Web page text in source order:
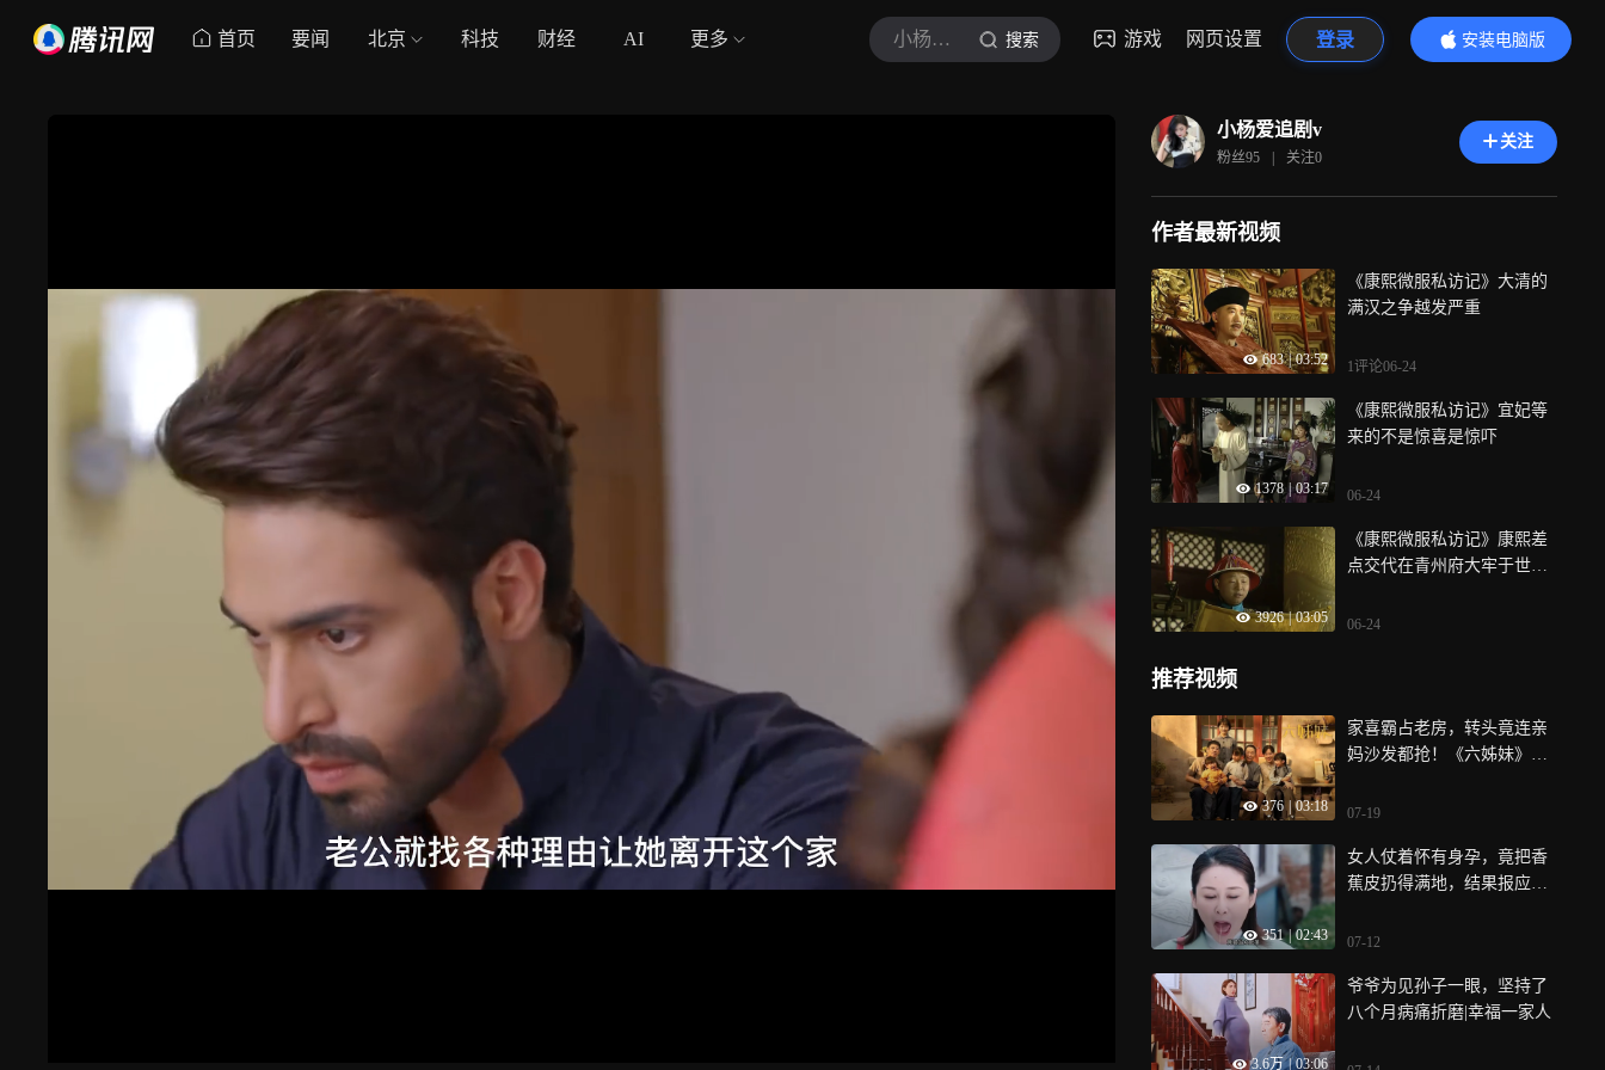
首页 要闻 北京 科技 财经 AI 更多 小杨爱追剧v 搜索 游戏 网页设置 登录
安装电脑版
内容更精彩
小杨爱追剧v
粉丝95 | 关注0
关注
作者最新视频
683 | 03:52
《康熙微服私访记》大清的
满汉之争越发严重
1评论06-24
1378 | 03:17
《康熙微服私访记》宜妃等
来的不是惊喜是惊吓
06-24
3926 | 03:05
《康熙微服私访记》康熙差
点交代在青州府大牢于世龙
06-24
推荐视频
376 03:18
家喜霸占老房，转头竟连亲
妈沙发都抢！《六姊妹》第2
07-19
351 | 02:43
女人仗着怀有身孕，竟把香
蕉皮扔得满地，结果报应来
07-12
3.6万 | 03:06
爷爷为见孙子一眼，坚持了
八个月病痛折磨|幸福一家人